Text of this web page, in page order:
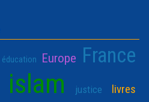
éducation Europe France
islam justice livres